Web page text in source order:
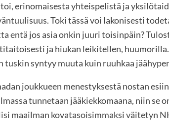
erinomaisesta yhteispelistä ja
Toki tässä voi lakonisesti
entä jos asia onkin juuri toisinpäin?
ja hiukan leikitellen,
tuskin syntyy muuta kuin ruuhkaa
joukkueen menestyksestä nostan
tunnetaan jääkiekkomaana, niin se
maailman kovatasoisimmaksi väitetyn